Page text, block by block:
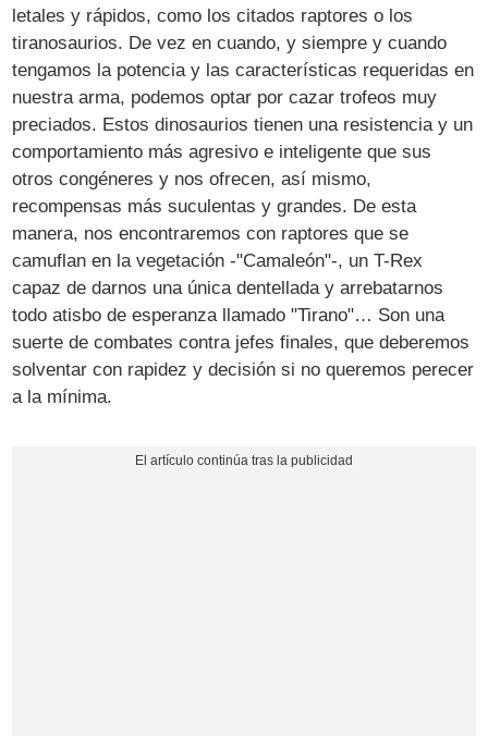
letales y rápidos, como los citados raptores o los
tiranosaurios. De vez en cuando, y siempre y cuando
tengamos la potencia y las características requeridas en
nuestra arma, podemos optar por cazar trofeos muy
preciados. Estos dinosaurios tienen una resistencia y un
comportamiento más agresivo e inteligente que sus
otros congéneres y nos ofrecen, así mismo,
recompensas más suculentas y grandes. De esta
manera, nos encontraremos con raptores que se
camuflan en la vegetación -"Camaleón"-, un T-Rex
capaz de darnos una única dentellada y arrebatarnos
todo atisbo de esperanza llamado "Tirano"… Son una
suerte de combates contra jefes finales, que deberemos
solventar con rapidez y decisión si no queremos perecer
a la mínima.